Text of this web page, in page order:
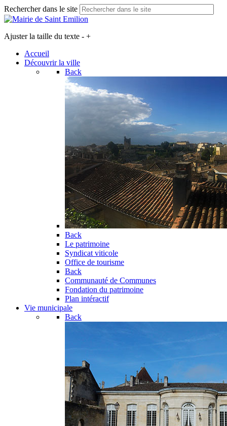
Rechercher dans le site
Ajuster la taille du texte - +
Accueil
Découvrir la ville
Back
Back
Le patrimoine
Syndicat viticole
Office de tourisme
Back
Communauté de Communes
Fondation du patrimoine
Plan intéractif
Vie municipale
Back